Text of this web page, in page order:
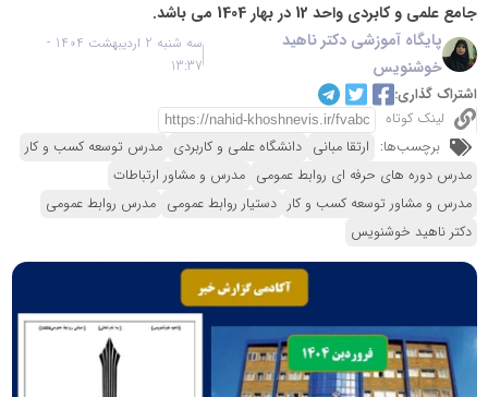
جامع علمی و کابردی واحد 12 در بهار 1404 می باشد.
پایگاه آموزشی دکتر ناهید
خوشنویس
سه شنبه 2 اردیبهشت 1404 -
13:37
اشتراک گذاری:
لینک کوتاه
برچسب‌ها: ارتقا مبانی دانشگاه علمی و کاربردی مدرس توسعه کسب و کار
مدرس دوره های حرفه ای روابط عمومی مدرس و مشاور ارتباطات
مدرس و مشاور توسعه کسب و کار دستیار روابط عمومی مدرس روابط عمومی
دکتر ناهید خوشنویس